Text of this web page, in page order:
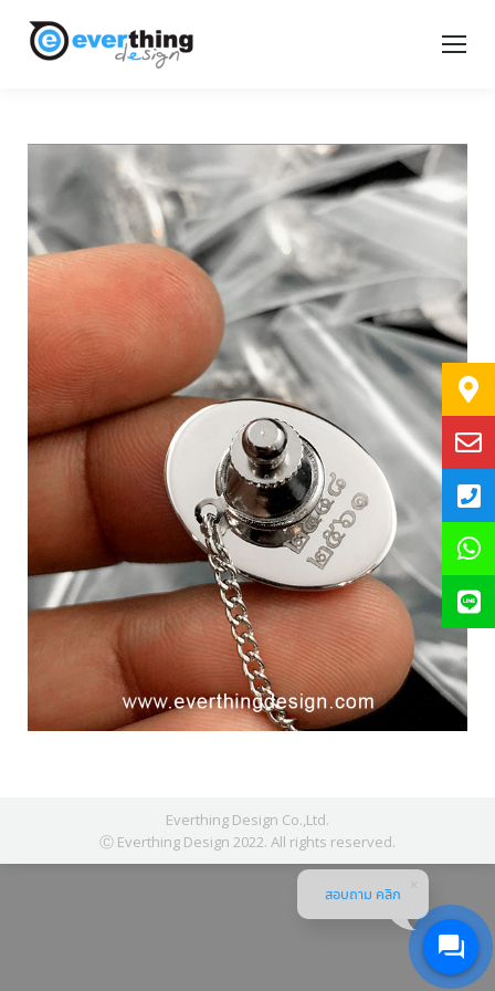
Everthing Design Co.,Ltd.
Ⓒ Everthing Design 2022. All rights reserved.
สอบถาม คลิก